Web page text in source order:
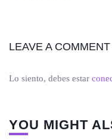
LEAVE A COMMENT
Lo siento, debes estar
YOU MIGHT